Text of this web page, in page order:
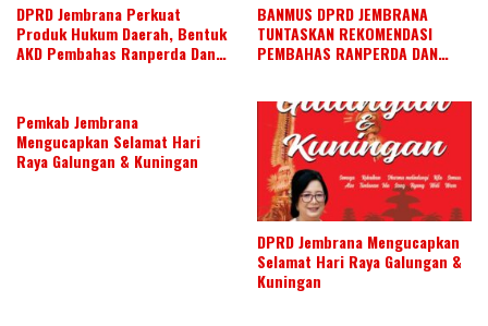
DPRD Jembrana Perkuat
Produk Hukum Daerah, Bentuk
AKD Pembahas Ranperda Dan
BANMUS DPRD JEMBRANA
TUNTASKAN REKOMENDASI
PEMBAHAS RANPERDA DAN
Pemkab Jembrana
Mengucapkan Selamat Hari
Raya Galungan & Kuningan
DPRD Jembrana Mengucapkan
Selamat Hari Raya Galungan &
Kuningan